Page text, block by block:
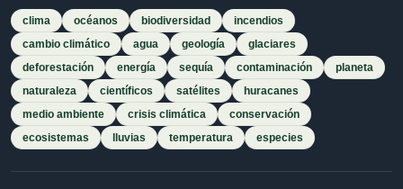
clima océanos biodiversidad
incendios
cambio climático
agua geología
glaciares
deforestación
energía sequía contaminación
planeta
naturaleza
científicos satélites
huracanes
medio ambiente
crisis climática
conservación
ecosistemas
lluvias temperatura especies